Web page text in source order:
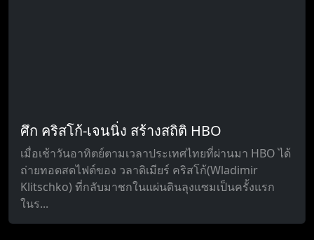
ศึก คริสโก้-เจนนิ่ง สร้างสถิติ HBO
เมื่อเช้าวันอาทิตย์ตามเวลาประเทศไทยที่ผ่านมา HBO ได้
ถ่ายทอดสดไฟต์ของ วลาดิเมียร์ คริสโก้(Wladimir
Klitschko) ที่กลับมาชกในแผ่นดินลุงแซมเป็นครั้งแรก
ในร...